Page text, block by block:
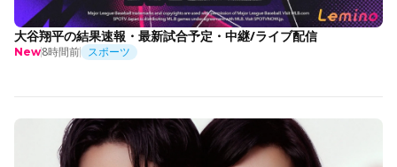
大谷翔平の結果速報・最新試合予定・中継/ライブ配信
New8時間前 スポーツ